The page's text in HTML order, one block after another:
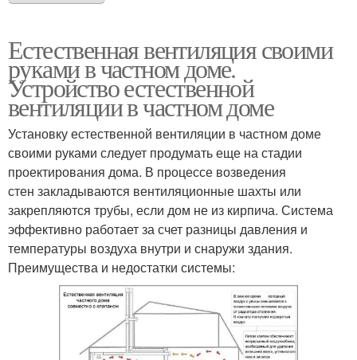
Естественная вентиляция своими
руками в частном доме.
Устройство естественной
вентиляции в частном доме
Установку естественной вентиляции в частном доме
своими руками следует продумать еще на стадии
проектирования дома. В процессе возведения
стен закладываются вентиляционные шахты или
закрепляются трубы, если дом не из кирпича. Система
эффективно работает за счет разницы давления и
температуры воздуха внутри и снаружи здания.
Преимущества и недостатки системы: